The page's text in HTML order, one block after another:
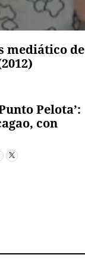
mediático de
Pelota’:
con